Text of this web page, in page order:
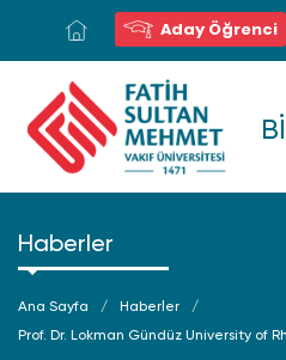
Aday Öğrenci
Haberler
Ana Sayfa
Haberler
Prof. Dr. Lokman Gündüz University of